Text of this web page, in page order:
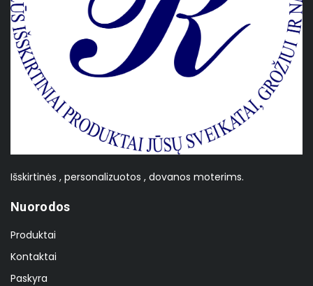
Išskirtinės , personalizuotos , dovanos moterims.
Nuorodos
Produktai
Kontaktai
Paskyra